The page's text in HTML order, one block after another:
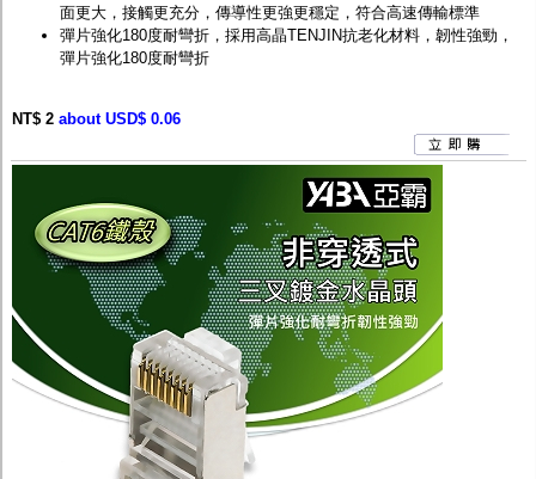
面更大，接觸更充分，傳導性更強更穩定，符合高速傳輸標準
彈片強化180度耐彎折，採用高晶TENJIN抗老化材料，韌性強勁，
彈片強化180度耐彎折
NT$ 2 about USD$ 0.06